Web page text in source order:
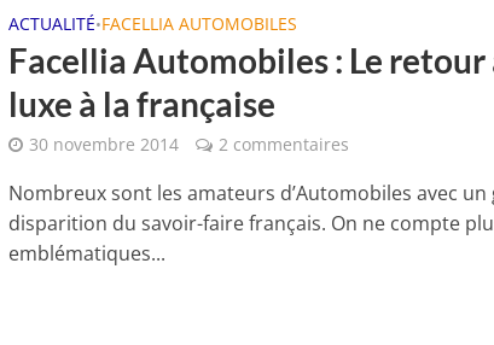
ACTUALITÉ•FACELLIA AUTOMOBILES
Facellia Automobiles : Le retour
luxe à la française
30 novembre 2014 2 commentaires
Nombreux sont les amateurs d’Automobiles avec
disparition du savoir-faire français. On ne compte
emblématiques...